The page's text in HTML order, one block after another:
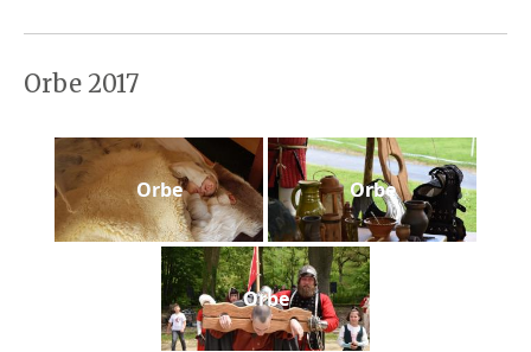
Orbe 2017
Orbe Orbe
Orbe